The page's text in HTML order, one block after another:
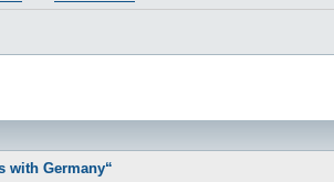
with Germany“